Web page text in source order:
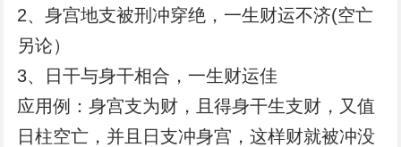
2、身宫地支被刑冲穿绝，一生财运不济(空亡
另论）
3、日干与身干相合，一生财运佳
应用例：身宫支为财，且得身干生支财，又值
日柱空亡，并且日支冲身宫，这样财就被冲没